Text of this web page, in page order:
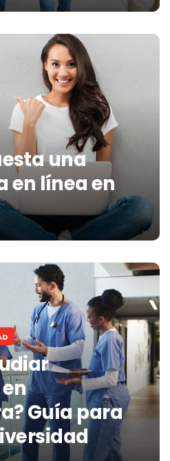
una
en línea en
Guía para